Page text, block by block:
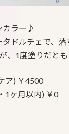
カラー♪
タドルチェで、
、1度塗りだと
ア) ￥4500
1ヶ月以内) ￥0